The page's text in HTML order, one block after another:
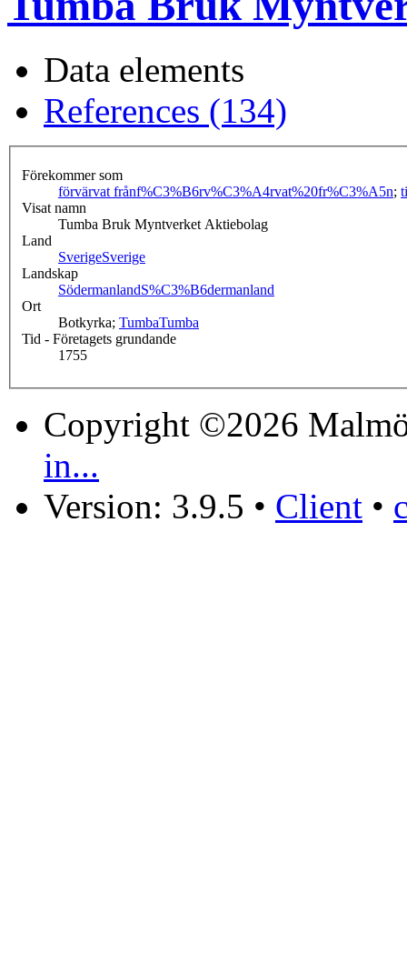
Data elements
References (134)
Förekommer som
förvärvat frånf%C3%B6rv%C3%A4rvat%20fr%C3%A5n;
Visat namn
Tumba Bruk Myntverket Aktiebolag
Land
SverigeSverige
Landskap
SödermanlandS%C3%B6dermanland
Ort
Botkyrka; TumbaTumba
Tid - Företagets grundande
1755
Copyright ©2026
in...
Version: 3.9.5 • Client •